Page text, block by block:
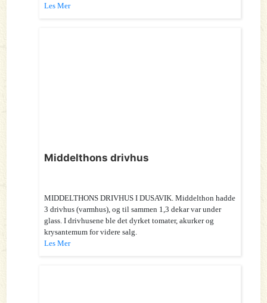
Les Mer
Middelthons drivhus
MIDDELTHONS DRIVHUS I DUSAVIK. Middelthon hadde
3 drivhus (varmhus), og til sammen 1,3 dekar var under
glass. I drivhusene ble det dyrket tomater, akurker og
krysantemum for videre salg.
Les Mer